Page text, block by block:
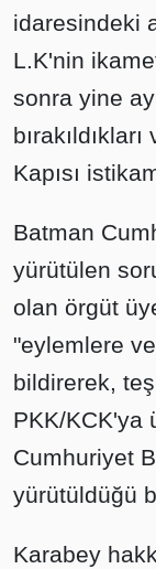
idaresindeki
L.K'nin
sonra yine
Kapısı
Batman
yürütülen
olan örgüt
"eylemlere ve
bildirerek,
PKK/KCK'ya
Cumhuriyet
yürütüldüğü
Karabey